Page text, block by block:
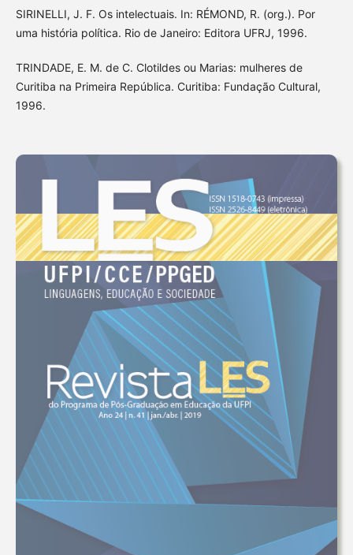
SIRINELLI, J. F. Os intelectuais. In: RÉMOND, R. (org.). Por
uma história política. Rio de Janeiro: Editora UFRJ, 1996.
TRINDADE, E. M. de C. Clotildes ou Marias: mulheres de
Curitiba na Primeira República. Curitiba: Fundação Cultural,
1996.